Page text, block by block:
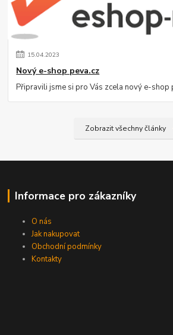
15.04.2023
Nový e-shop peva.cz
Připravili jsme si pro Vás zcela nový e-shop
Zobrazit všechny články
Informace pro zákazníky
O nás
Jak nakupovat
Obchodní podmínky
Kontakty